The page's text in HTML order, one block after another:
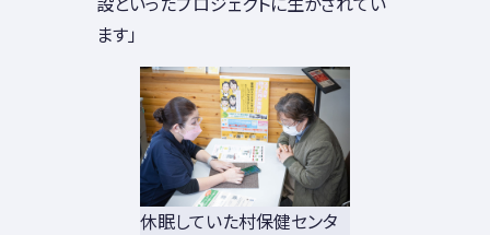
ます」
休眠していた村保健センタ